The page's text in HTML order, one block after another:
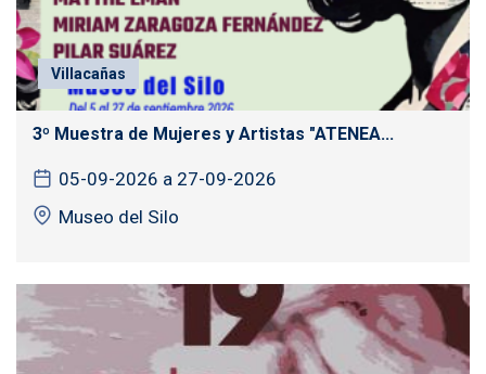
Villacañas
3º Muestra de Mujeres y Artistas "ATENEA...
05-09-2026 a 27-09-2026
Museo del Silo